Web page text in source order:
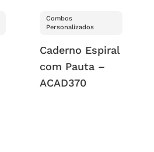
Combos
Personalizados
Caderno Espiral
com Pauta –
ACAD370